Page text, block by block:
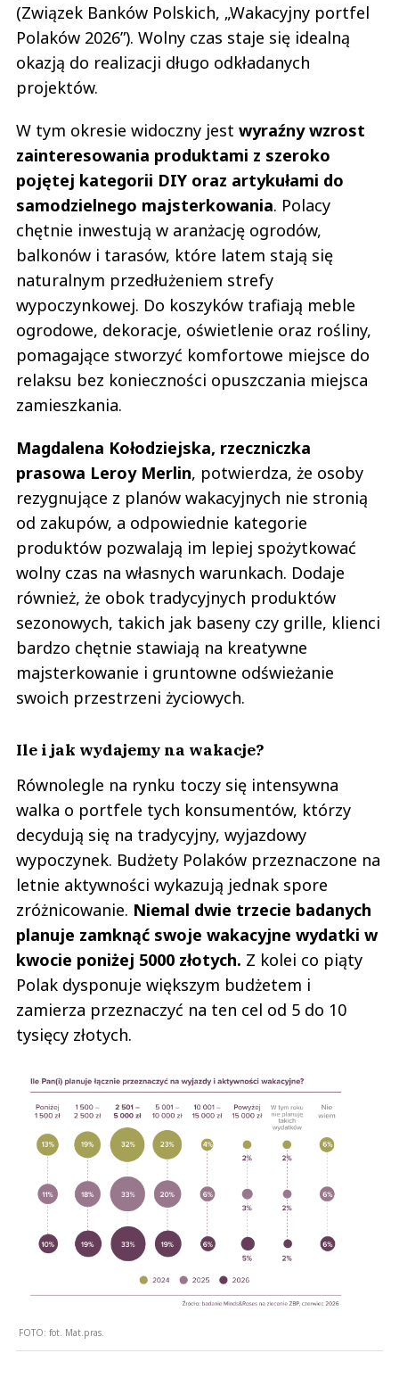
(Związek Banków Polskich, „Wakacyjny portfel
Polaków 2026”). Wolny czas staje się idealną
okazją do realizacji długo odkładanych
projektów.
W tym okresie widoczny jest wyraźny wzrost
zainteresowania produktami z szeroko
pojętej kategorii DIY oraz artykułami do
samodzielnego majsterkowania. Polacy
chętnie inwestują w aranżację ogrodów,
balkonów i tarasów, które latem stają się
naturalnym przedłużeniem strefy
wypoczynkowej. Do koszyków trafiają meble
ogrodowe, dekoracje, oświetlenie oraz rośliny,
pomagające stworzyć komfortowe miejsce do
relaksu bez konieczności opuszczania miejsca
zamieszkania.
Magdalena Kołodziejska, rzeczniczka
prasowa Leroy Merlin, potwierdza, że osoby
rezygnujące z planów wakacyjnych nie stronią
od zakupów, a odpowiednie kategorie
produktów pozwalają im lepiej spożytkować
wolny czas na własnych warunkach. Dodaje
również, że obok tradycyjnych produktów
sezonowych, takich jak baseny czy grille, klienci
bardzo chętnie stawiają na kreatywne
majsterkowanie i gruntowne odświeżanie
swoich przestrzeni życiowych.
Ile i jak wydajemy na wakacje?
Równolegle na rynku toczy się intensywna
walka o portfele tych konsumentów, którzy
decydują się na tradycyjny, wyjazdowy
wypoczynek. Budżety Polaków przeznaczone na
letnie aktywności wykazują jednak spore
zróżnicowanie. Niemal dwie trzecie badanych
planuje zamknąć swoje wakacyjne wydatki w
kwocie poniżej 5000 złotych. Z kolei co piąty
Polak dysponuje większym budżetem i
zamierza przeznaczyć na ten cel od 5 do 10
tysięcy złotych.
FOTO: fot. Mat.pras.